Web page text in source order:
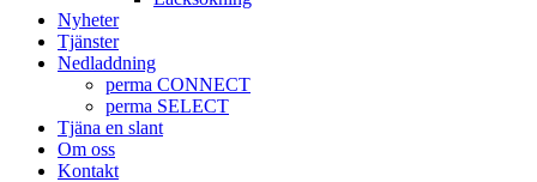
Nyheter
Tjänster
Nedladdning
perma CONNECT
perma SELECT
Tjäna en slant
Om oss
Kontakt